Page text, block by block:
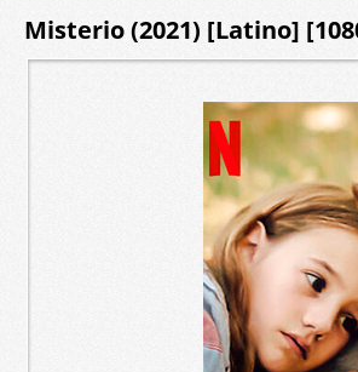
Misterio (2021) [Latino]